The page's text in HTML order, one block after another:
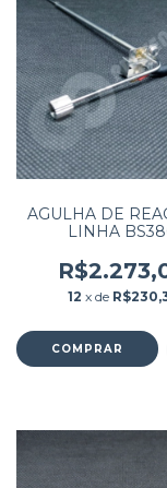
AGULHA DE
LINHA
12 x de